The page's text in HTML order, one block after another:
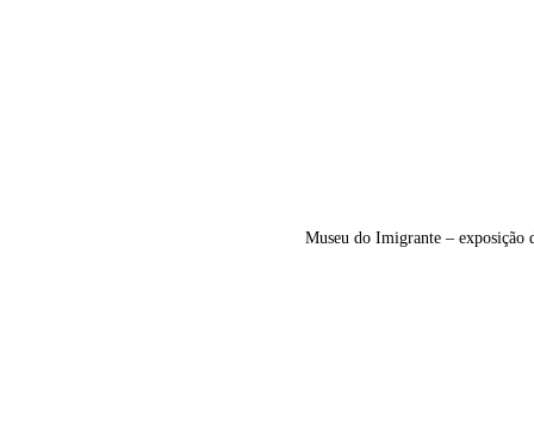
Museu do Imigrante – exposição